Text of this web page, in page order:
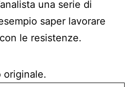
una serie di
saper lavorare
le resistenze.
originale.